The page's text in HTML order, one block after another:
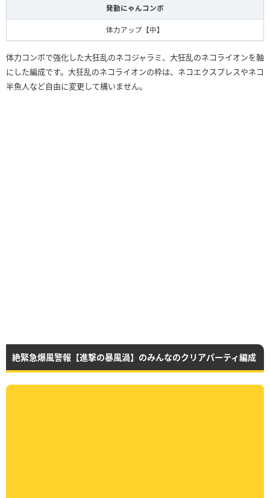
発動にゃんコンボ
体力アップ【中】
体力コンボで強化した大狂乱のネコジャラミ、大狂乱のネコライオンを軸
にした編成です。大狂乱のネコライオンの枠は、ネコエクスプレスやネコ
半魚人など自由に変更して構いません。
絶緊急爆風警報【進撃の暴風渦】のみんなのクリアパーティ編成